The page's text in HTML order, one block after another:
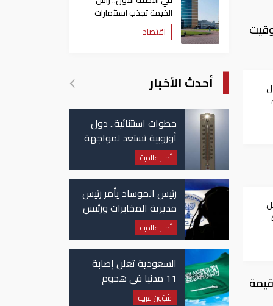
تمام الساعة 06:02 مساء بتوقيت
قُدرت قيمة
الخيمة تجذب استثمارات
تتجاوز 771 مليون درهماقتصاد
أحدث الأخبار
خطوات استثنائية.. دول
أوروبية تستعد لمواجهة
موجة حر غير مسبوقة
أخبار عالمية
رئيس الموساد يأمر رئيس
مديرية المخابرات ورئيس
قسم إيران بالاستقالة
أخبار عالمية
السعودية تعلن إصابة
11 مدنيا في هجوم
حوثي على نجران
شؤون عربية